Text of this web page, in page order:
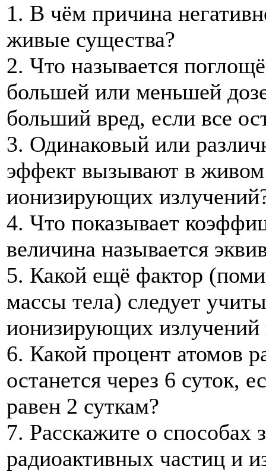
1. В чём причина
живые существа?
2. Что называется
большей или меньшей
больший вред, если все
3. Одинаковый или
эффект вызывают в
ионизирующих
4. Что показывает
величина называется
5. Какой ещё фактор
массы тела) следует
ионизирующих излучений
6. Какой процент атомов
останется через 6 суток,
равен 2 суткам?
7. Расскажите о способах
радиоактивных частиц и